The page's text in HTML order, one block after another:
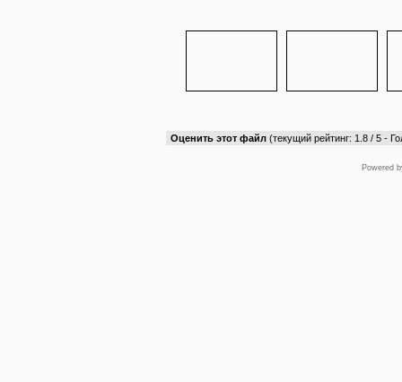
Оценить этот файл (текущий рейтинг: 1.8 / 5 -
Powered